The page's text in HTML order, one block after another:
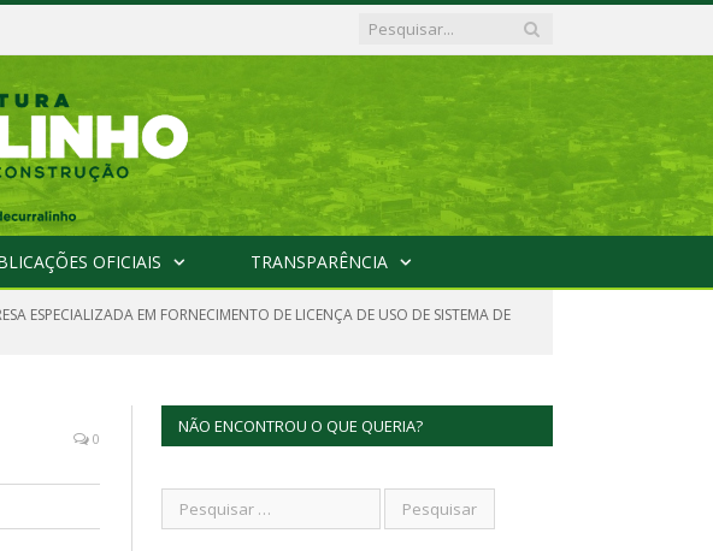
OFICIAIS TRANSPARÊNCIA
ESPECIALIZADA EM FORNECIMENTO DE LICENÇA DE USO DE SISTEMA DE
0
NÃO ENCONTROU O QUE QUERIA?